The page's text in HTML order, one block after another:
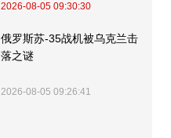
2026-08-05 09:30:30
俄罗斯苏-35战机被乌克兰击
落之谜
2026-08-05 09:26:41